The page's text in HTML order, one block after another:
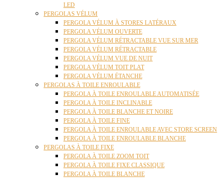
LED
PERGOLAS VÉLUM
PERGOLA VÉLUM À STORES LATÉRAUX
PERGOLA VÉLUM OUVERTE
PERGOLA VÉLUM RÉTRACTABLE VUE SUR MER
PERGOLA VÉLUM RÉTRACTABLE
PERGOLA VÉLUM VUE DE NUIT
PERGOLA VÉLUM TOIT PLAT
PERGOLA VÉLUM ÉTANCHE
PERGOLAS À TOILE ENROULABLE
PERGOLA À TOILE ENROULABLE AUTOMATISÉE
PERGOLA À TOILE INCLINABLE
PERGOLA À TOILE BLANCHE ET NOIRE
PERGOLA À TOILE FINE
PERGOLA À TOILE ENROULABLE AVEC STORE SCREEN
PERGOLA À TOILE ENROULABLE BLANCHE
PERGOLAS À TOILE FIXE
PERGOLA À TOILE ZOOM TOIT
PERGOLA À TOILE FIXE CLASSIQUE
PERGOLA À TOILE BLANCHE